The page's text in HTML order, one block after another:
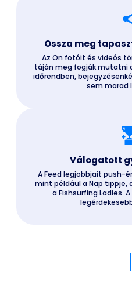
Ossza meg
Az Ön fotóit és videós
táján meg fogják mutatni
időrendben,
sem marad
Válogatott
A Feed legjobbjait push-
mint például a Nap tippje,
a Fishsurfing Ladies.